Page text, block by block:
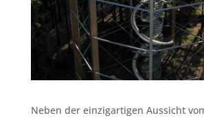
Neben der einzigartigen Aussicht